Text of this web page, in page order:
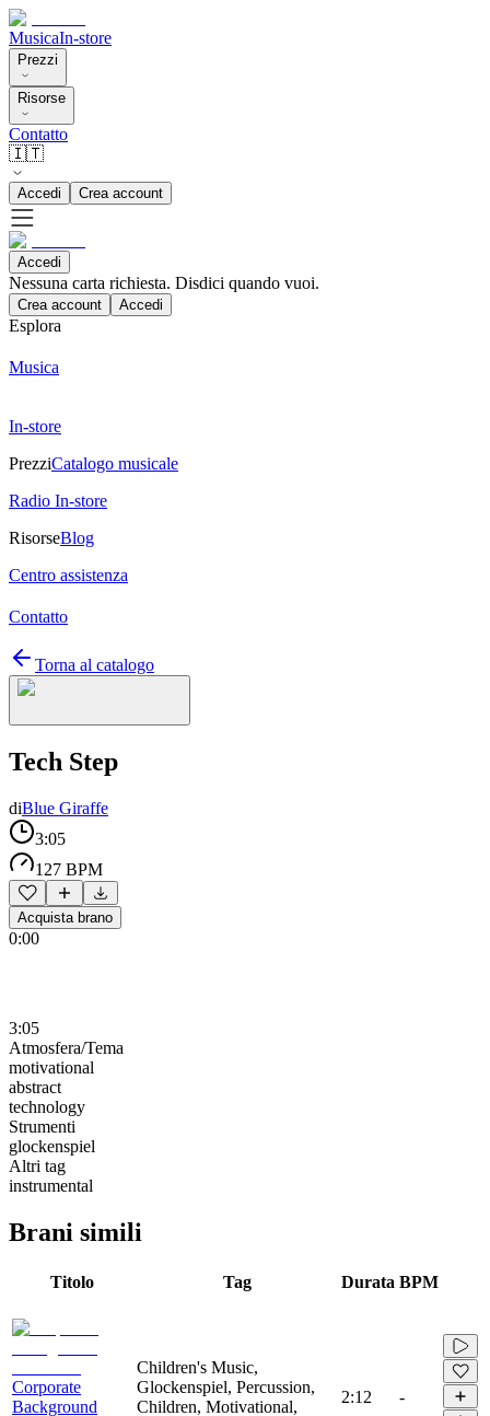
MusicaIn-store
Prezzi
Risorse
Contatto
🇮🇹
Accedi Crea account
Accedi
Nessuna carta richiesta. Disdici quando vuoi.
Crea account Accedi
Esplora
Musica
In-store
PrezziCatalogo musicale
Radio In-store
RisorseBlog
Centro assistenza
Contatto
Torna al catalogo
Tech Step
diBlue Giraffe
3:05
127 BPM
Acquista brano
0:00
3:05
Atmosfera/Tema
motivational
abstract
technology
Strumenti
glockenspiel
Altri tag
instrumental
Brani simili
Titolo Tag Durata BPM
Corporate
Background
Children's Music,
Glockenspiel, Percussion,
Children, Motivational,
2:12 -